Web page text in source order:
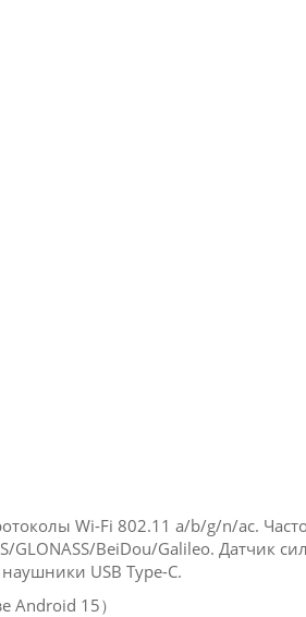
Wi-Fi 802.11 a/b/g/n/ac.
GLONASS/BeiDou/Galileo. Датчик
USB Type-C.
Android 15）